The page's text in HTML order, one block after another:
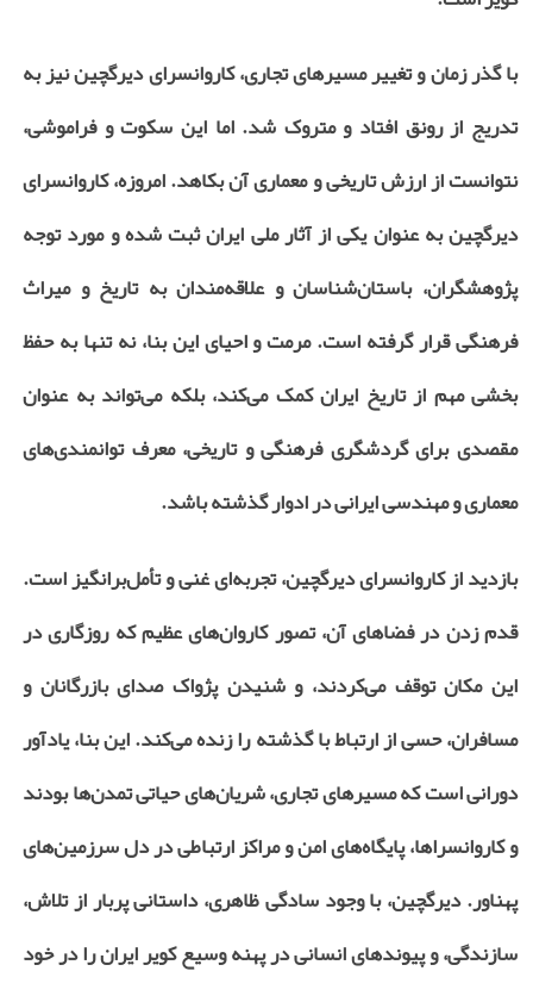
با گذر زمان و تغییر مسیرهای تجاری، کاروانسرای دیرگچین نیز به
تدریج از رونق افتاد و متروک شد. اما این سکوت و فراموشی،
نتوانست از ارزش تاریخی و معماری آن بکاهد. امروزه، کاروانسرای
دیرگچین به عنوان یکی از آثار ملی ایران ثبت شده و مورد توجه
پژوهشگران، باستان‌شناسان و علاقه‌مندان به تاریخ و میراث
فرهنگی قرار گرفته است. مرمت و احیای این بنا، نه تنها به حفظ
بخشی مهم از تاریخ ایران کمک می‌کند، بلکه می‌تواند به عنوان
مقصدی برای گردشگری فرهنگی و تاریخی، معرف توانمندی‌های
معماری و مهندسی ایرانی در ادوار گذشته باشد.
بازدید از کاروانسرای دیرگچین، تجربه‌ای غنی و تأمل‌برانگیز است.
قدم زدن در فضاهای آن، تصور کاروان‌های عظیم که روزگاری در
این مکان توقف می‌کردند، و شنیدن پژواک صدای بازرگانان و
مسافران، حسی از ارتباط با گذشته را زنده می‌کند. این بنا، یادآور
دورانی است که مسیرهای تجاری، شریان‌های حیاتی تمدن‌ها بودند
و کاروانسراها، پایگاه‌های امن و مراکز ارتباطی در دل سرزمین‌های
پهناور. دیرگچین، با وجود سادگی ظاهری، داستانی پربار از تلاش،
سازندگی، و پیوندهای انسانی در پهنه وسیع کویر ایران را در خود